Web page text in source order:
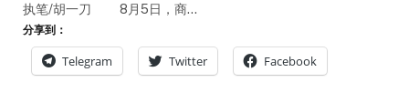
执笔/胡一刀 8月5日，商…
分享到：
Telegram Twitter Facebook